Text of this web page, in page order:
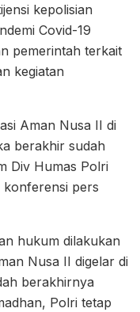
kepolisian
Covid-19
pemerintah terkait
kegiatan
Aman Nusa II di
berakhir sudah
Div Humas Polri
konferensi pers
hukum dilakukan
Nusa II digelar di
berakhirnya
Polri tetap